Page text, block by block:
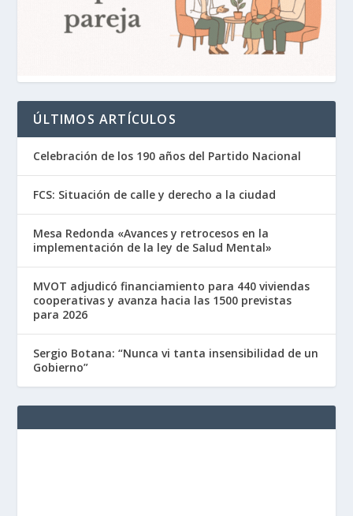
ÚLTIMOS ARTÍCULOS
Celebración de los 190 años del Partido Nacional
FCS: Situación de calle y derecho a la ciudad
Mesa Redonda «Avances y retrocesos en la
implementación de la ley de Salud Mental»
MVOT adjudicó financiamiento para 440 viviendas
cooperativas y avanza hacia las 1500 previstas
para 2026
Sergio Botana: “Nunca vi tanta insensibilidad de un
Gobierno”